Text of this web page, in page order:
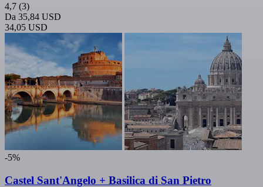
4,7 (3)
Da 35,84 USD
34,05 USD
-5%
Castel Sant'Angelo + Basilica di San Pietro